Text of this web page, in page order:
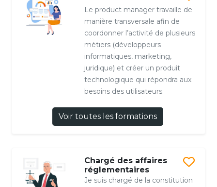
Le product manager travaille de
manière transversale afin de
coordonner l’activité de plusieurs
métiers (développeurs
informatiques, marketing,
juridique) et créer un produit
technologique qui répondra aux
besoins des utilisateurs.
Voir toutes les formations
Chargé des affaires
réglementaires
Je suis chargé de la constitution